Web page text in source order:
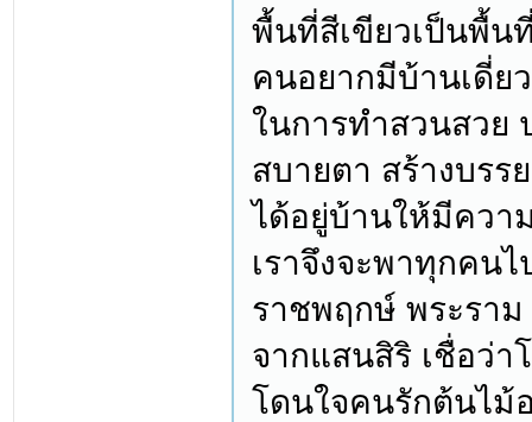
พื้นที่สีเขียวเป็นพื้น
คนอยากมีบ้านเดี่ย
ในการทำสวนสวย
สบายตา สร้างบรร
ได้อยู่บ้านให้มีควา
เราจึงจะพาทุกคน
ราชพฤกษ์ พระรา
จากแสนสิริ เชื่อว่า
โดนใจคนรักต้นไม้